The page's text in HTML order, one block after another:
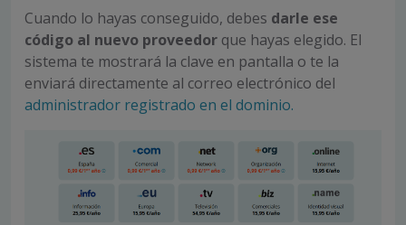
Cuando lo hayas conseguido, debes darle ese
código al nuevo proveedor que hayas elegido. El
sistema te mostrará la clave en pantalla o te la
enviará directamente al correo electrónico del
administrador registrado en el dominio.